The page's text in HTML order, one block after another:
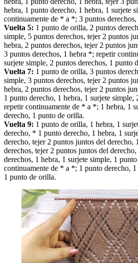
hebra, 1 punto derecho, 1 hebra, 1 surjete
continuamente de * a *; 3 puntos
Vuelta 5: 1 punto de orilla, 2 puntos
simple, 5 puntos derechos, tejer 2 puntos
hebra, 2 puntos derechos, tejer 2 puntos
3 puntos derechos, 1 hebra *; repetir
surjete simple, 2 puntos derechos, 1 punto
Vuelta 7: 1 punto de orilla, 3 puntos
simple, 3 puntos derechos, tejer 2 puntos
hebra, 2 puntos derechos, tejer 2 puntos
1 punto derecho, 1 hebra, 1 surjete simple,
repetir continuamente de * a *; 1 hebra, 1
derecho, 1 punto de orilla.
Vuelta 9: 1 punto de orilla, 1 hebra, 1
derecho, * 1 punto derecho, 1 hebra, 1
derecho, tejer 2 puntos juntos del derecho,
derechos, tejer 2 puntos juntos del
derechos, 1 hebra, 1 surjete simple, 1
continuamente de * a *; 1 punto derecho,
1 punto de orilla.